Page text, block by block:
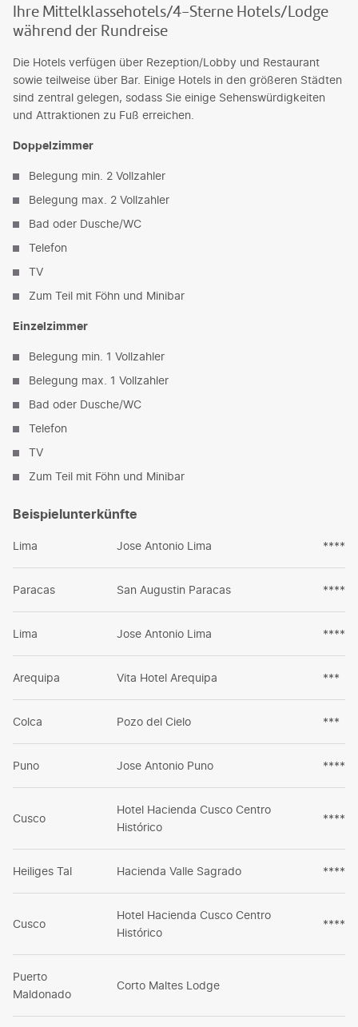
Ihre Mittelklassehotels/4-Sterne Hotels/Lodge
während der Rundreise
Die Hotels verfügen über Rezeption/Lobby und Restaurant
sowie teilweise über Bar. Einige Hotels in den größeren Städten
sind zentral gelegen, sodass Sie einige Sehenswürdigkeiten
und Attraktionen zu Fuß erreichen.
Doppelzimmer
Belegung min. 2 Vollzahler
Belegung max. 2 Vollzahler
Bad oder Dusche/WC
Telefon
TV
Zum Teil mit Föhn und Minibar
Einzelzimmer
Belegung min. 1 Vollzahler
Belegung max. 1 Vollzahler
Bad oder Dusche/WC
Telefon
TV
Zum Teil mit Föhn und Minibar
Beispielunterkünfte
Lima Jose Antonio Lima ****
Paracas San Augustin Paracas ****
Lima Jose Antonio Lima ****
Arequipa Vita Hotel Arequipa ***
Colca Pozo del Cielo ***
Puno Jose Antonio Puno ****
Cusco
Hotel Hacienda Cusco Centro
Histórico
****
Heiliges Tal Hacienda Valle Sagrado ****
Cusco
Hotel Hacienda Cusco Centro
Histórico
****
Puerto
Maldonado
Corto Maltes Lodge